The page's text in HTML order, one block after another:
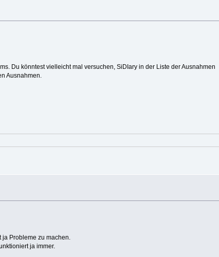
Du könntest vielleicht mal versuchen, SiDIary in der Liste der Ausnahmen
Ausnahmen.
Probleme zu machen.
ja immer.